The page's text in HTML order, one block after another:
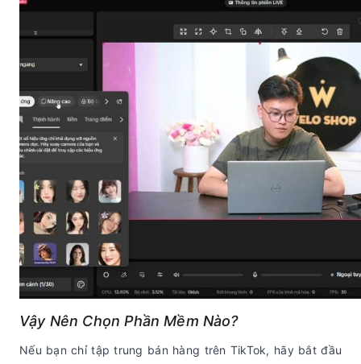
Vậy Nên Chọn Phần Mềm Nào?
Nếu bạn chỉ tập trung bán hàng trên TikTok, hãy bắt đầu